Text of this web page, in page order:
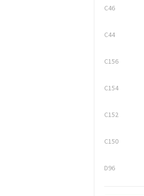
C46
C44
C156
C154
C152
C150
D96